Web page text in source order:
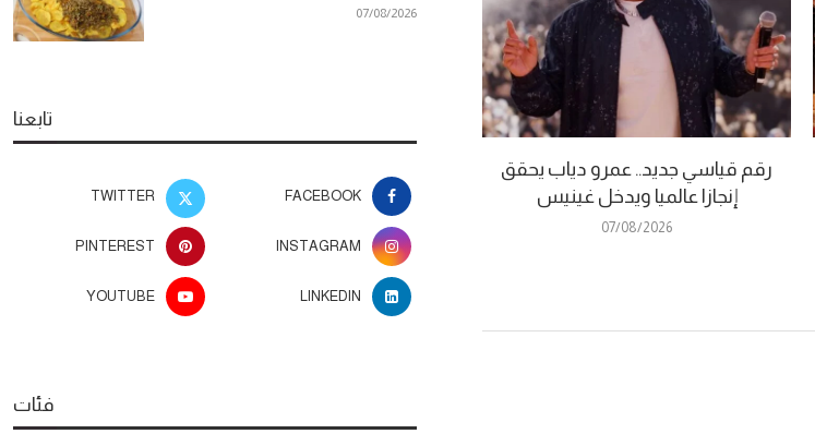
رقم قياسي جديد.. عمرو دياب يحقق
إنجازا عالميا ويدخل غينيس
07/08/2026
بسيطة لبشرة مشرقة وإطلالة صحية
مفتاحا لتجدد
07/08/2026
تابعنا
FACEBOOK
TWITTER
INSTAGRAM
PINTEREST
LINKEDIN
YOUTUBE
فئات